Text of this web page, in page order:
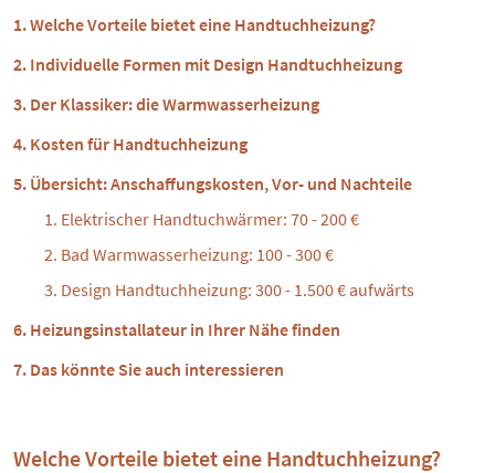
Welche Vorteile bietet eine Handtuchheizung?
Individuelle Formen mit Design Handtuchheizung
Der Klassiker: die Warmwasserheizung
Kosten für Handtuchheizung
Übersicht: Anschaffungskosten, Vor- und Nachteile
Elektrischer Handtuchwärmer: 70 - 200 €
Bad Warmwasserheizung: 100 - 300 €
Design Handtuchheizung: 300 - 1.500 € aufwärts
Heizungsinstallateur in Ihrer Nähe finden
Das könnte Sie auch interessieren
Welche Vorteile bietet eine Handtuchheizung?